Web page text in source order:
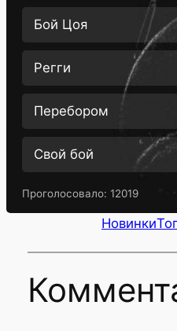
Бой Цоя
Регги
Перебором
Свой бой
Проголосовало: 12019
Новинки